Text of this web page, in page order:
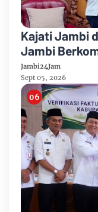
Kajati Jambi
Jambi
Penegakan
Jambi24Jam
Sept 05, 2026